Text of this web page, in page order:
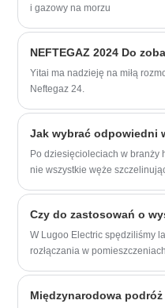
i gazowy na morzu
NEFTEGAZ 2024 Do
Yitai ma nadzieję na miłą
Neftegaz 24.
Po dziesięcioleciach w branży
nie wszystkie węże
różnicę między płynnymi
W Lugoo Electric spędziliśmy
rozłączania w
rzeczywistym, aby pomóc Ci
Międzynarodowa podróż